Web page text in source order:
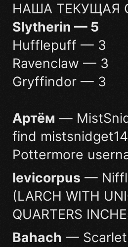
НАША ТЕКУЩАЯ
Slytherin — 5
Hufflepuff — 3
Ravenclaw — 3
Gryffindor — 3
Артём —
find
Pottermore
levicorpus —
(LARCH WITH
QUARTERS
Bahach —